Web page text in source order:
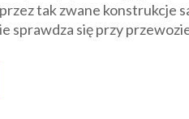
tak zwane konstrukcje
sprawdza się przy